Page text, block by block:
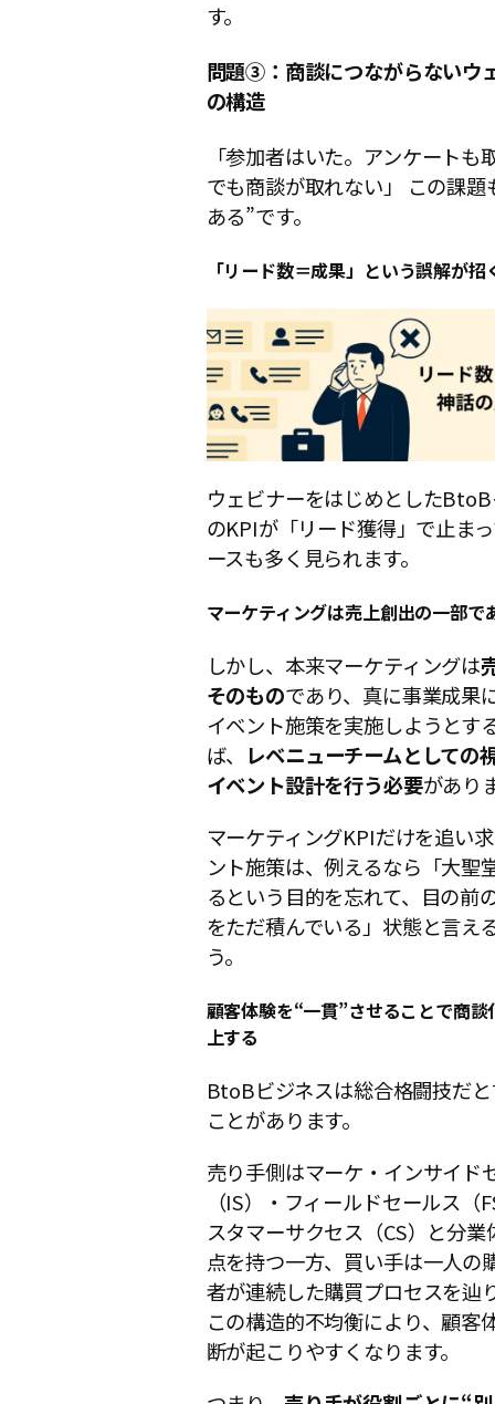
す。
問題③：商談につながらないウ
の構造
「参加者はいた。アンケートも
でも商談が取れない」 この課題
ある”です。
「リード数＝成果」という誤解が招
ウェビナーをはじめとした
のKPIが「リード獲得」で止ま
ースも多く見られます。
マーケティングは売上創出の一部で
しかし、本来マーケティングは
そのものであり、真に事業成果
イベント施策を実施しようとす
ば、 レベニューチームとしての
イベント設計を行う必要があり
マーケティングKPIだけを追い
ント施策は、例えるなら「大聖
るという目的を忘れて、目の前
をただ積んでいる」状態と言え
う。
顧客体験を“一貫”させることで商談
上する
BtoBビジネスは総合格闘技だ
ことがあります。
売り手側はマーケ・インサイド
（IS）・フィールドセールス（
スタマーサクセス（CS）と分業
点を持つ一方、買い手は一人の
者が連続した購買プロセスを辿
この構造的不均衡により、顧客
断が起こりやすくなります。